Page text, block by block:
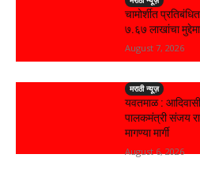
चामोर्शीत
₹७.६७ लाखांचा
August 7, 2026
मराठी न्यूज़
यवतमाळ : आदिवासी
पालकमंत्री संजय
मागण्या मार्गी
August 6, 2026